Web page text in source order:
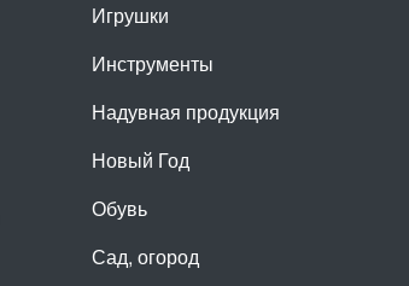
Игрушки
Инструменты
Надувная продукция
Новый Год
Обувь
Сад, огород